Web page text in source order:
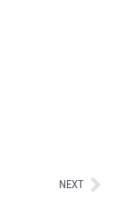
NEXT